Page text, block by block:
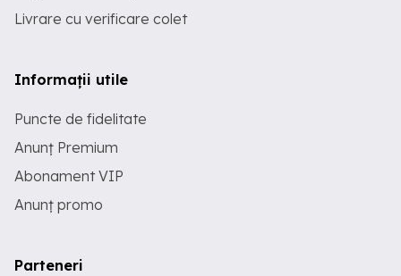
Livrare cu verificare colet
Informații utile
Puncte de fidelitate
Anunț Premium
Abonament VIP
Anunț promo
Parteneri